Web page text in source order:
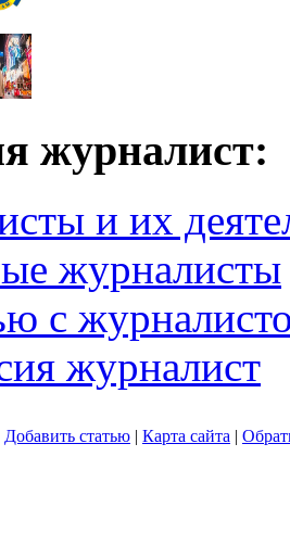
журналист:
и их
журналисты
с
журналист
Добавить статью | Карта сайта |